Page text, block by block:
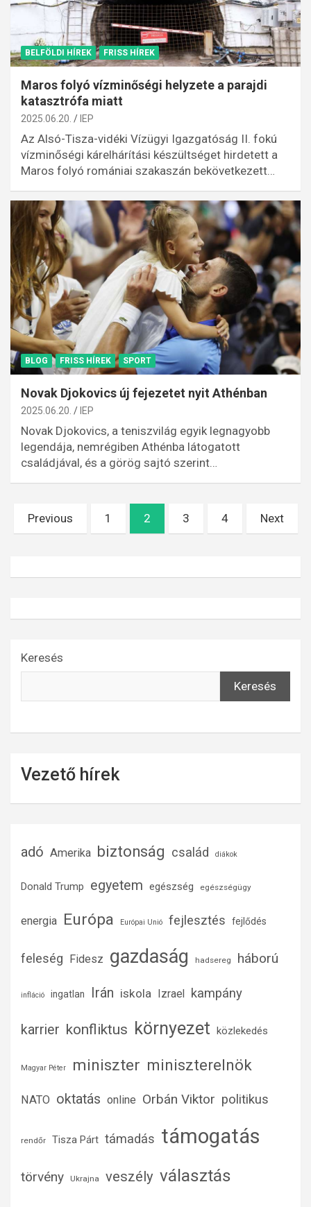
BELFÖLDI HÍREK FRISS HÍREK
Maros folyó vízminőségi helyzete a parajdi
katasztrófa miatt
2025.06.20. IEP
Az Alsó-Tisza-vidéki Vízügyi Igazgatóság II. fokú
vízminőségi kárelhárítási készültséget hirdetett a
Maros folyó romániai szakaszán bekövetkezett…
BLOG FRISS HÍREK SPORT
Novak Djokovics új fejezetet nyit Athénban
2025.06.20. IEP
Novak Djokovics, a teniszvilág egyik legnagyobb
legendája, nemrégiben Athénba látogatott
családjával, és a görög sajtó szerint…
Bejegyzések
lapozása
Previous 1 2 3 4 Next
Keresés
Keresés
Vezető hírek
adó Amerika biztonság család diákok
Donald Trump egyetem egészség egészségügy
energia Európa Európai Unió fejlesztés fejlődés
feleség Fidesz gazdaság hadsereg háború
infláció ingatlan Irán iskola Izrael kampány
karrier konfliktus környezet közlekedés
Magyar Péter miniszter miniszterelnök
NATO oktatás online Orbán Viktor politikus
rendőr Tisza Párt támadás támogatás
törvény Ukrajna veszély választás